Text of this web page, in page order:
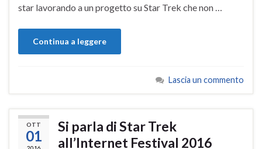
star lavorando a un progetto su Star Trek che non …
Continua a leggere
Lascia un commento
OTT
01
Si parla di Star Trek
all’Internet Festival 2016